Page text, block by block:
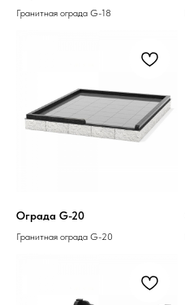
Гранитная ограда G-18
Ограда G-20
Гранитная ограда G-20